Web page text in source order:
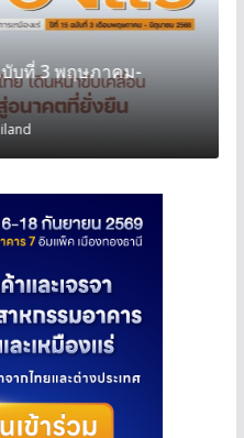
บับที่ 3 พฤษภาคม-